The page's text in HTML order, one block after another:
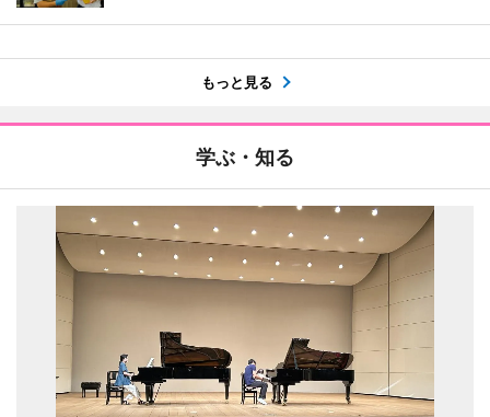
もっと見る
学ぶ・知る